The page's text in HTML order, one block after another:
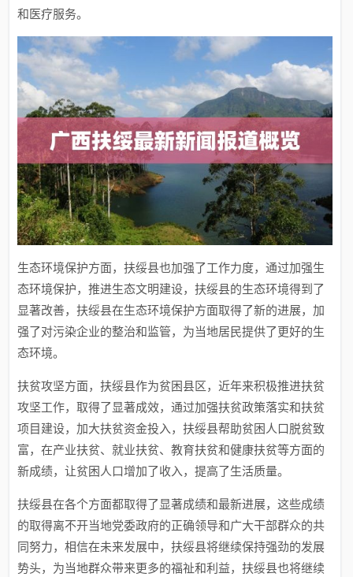
和医疗服务。
生态环境保护方面，扶绥县也加强了工作力度，通过加强生
态环境保护，推进生态文明建设，扶绥县的生态环境得到了
显著改善，扶绥县在生态环境保护方面取得了新的进展，加
强了对污染企业的整治和监管，为当地居民提供了更好的生
态环境。
扶贫攻坚方面，扶绥县作为贫困县区，近年来积极推进扶贫
攻坚工作，取得了显著成效，通过加强扶贫政策落实和扶贫
项目建设，加大扶贫资金投入，扶绥县帮助贫困人口脱贫致
富，在产业扶贫、就业扶贫、教育扶贫和健康扶贫等方面的
新成绩，让贫困人口增加了收入，提高了生活质量。
扶绥县在各个方面都取得了显著成绩和最新进展，这些成绩
的取得离不开当地党委政府的正确领导和广大干部群众的共
同努力，相信在未来发展中，扶绥县将继续保持强劲的发展
势头，为当地群众带来更多的福祉和利益，扶绥县也将继续